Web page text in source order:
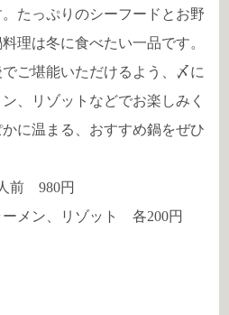
たっぷりのシーフードとお野
理は冬に食べたい一品です。
ご堪能いただけるよう、〆に
、リゾットなどでお楽しみく
に温まる、おすすめ鍋をぜひ
前 980円
ーメン、リゾット 各200円